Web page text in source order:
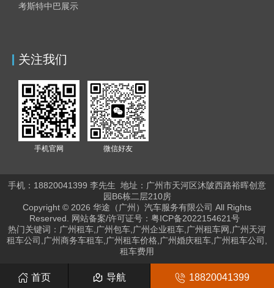
考斯特中巴展示
关注我们
手机官网 微信好友
手机：18820041399 李先生 地址： 广州市天河区沐陂西路裕晖创意
园B6栋二层210房
Copyright © 2026 华途（广州）汽车服务有限公司 All Rights
Reserved. 网站备案/许可证号： 粤ICP备2022154621号
热门关键词：广州租车,广州包车,广州企业租车,广州租车网,广州天河
租车公司,广州商务车租车,广州租车价格,广州婚庆租车,广州租车公司,
租车费用
首页 导航 18820041399